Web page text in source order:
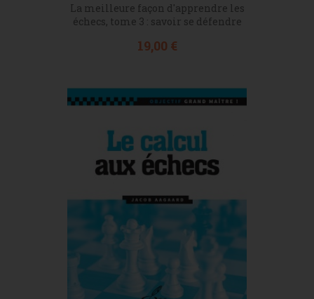
La meilleure façon d'apprendre les
échecs, tome 3 : savoir se défendre
Prix
19,00 €